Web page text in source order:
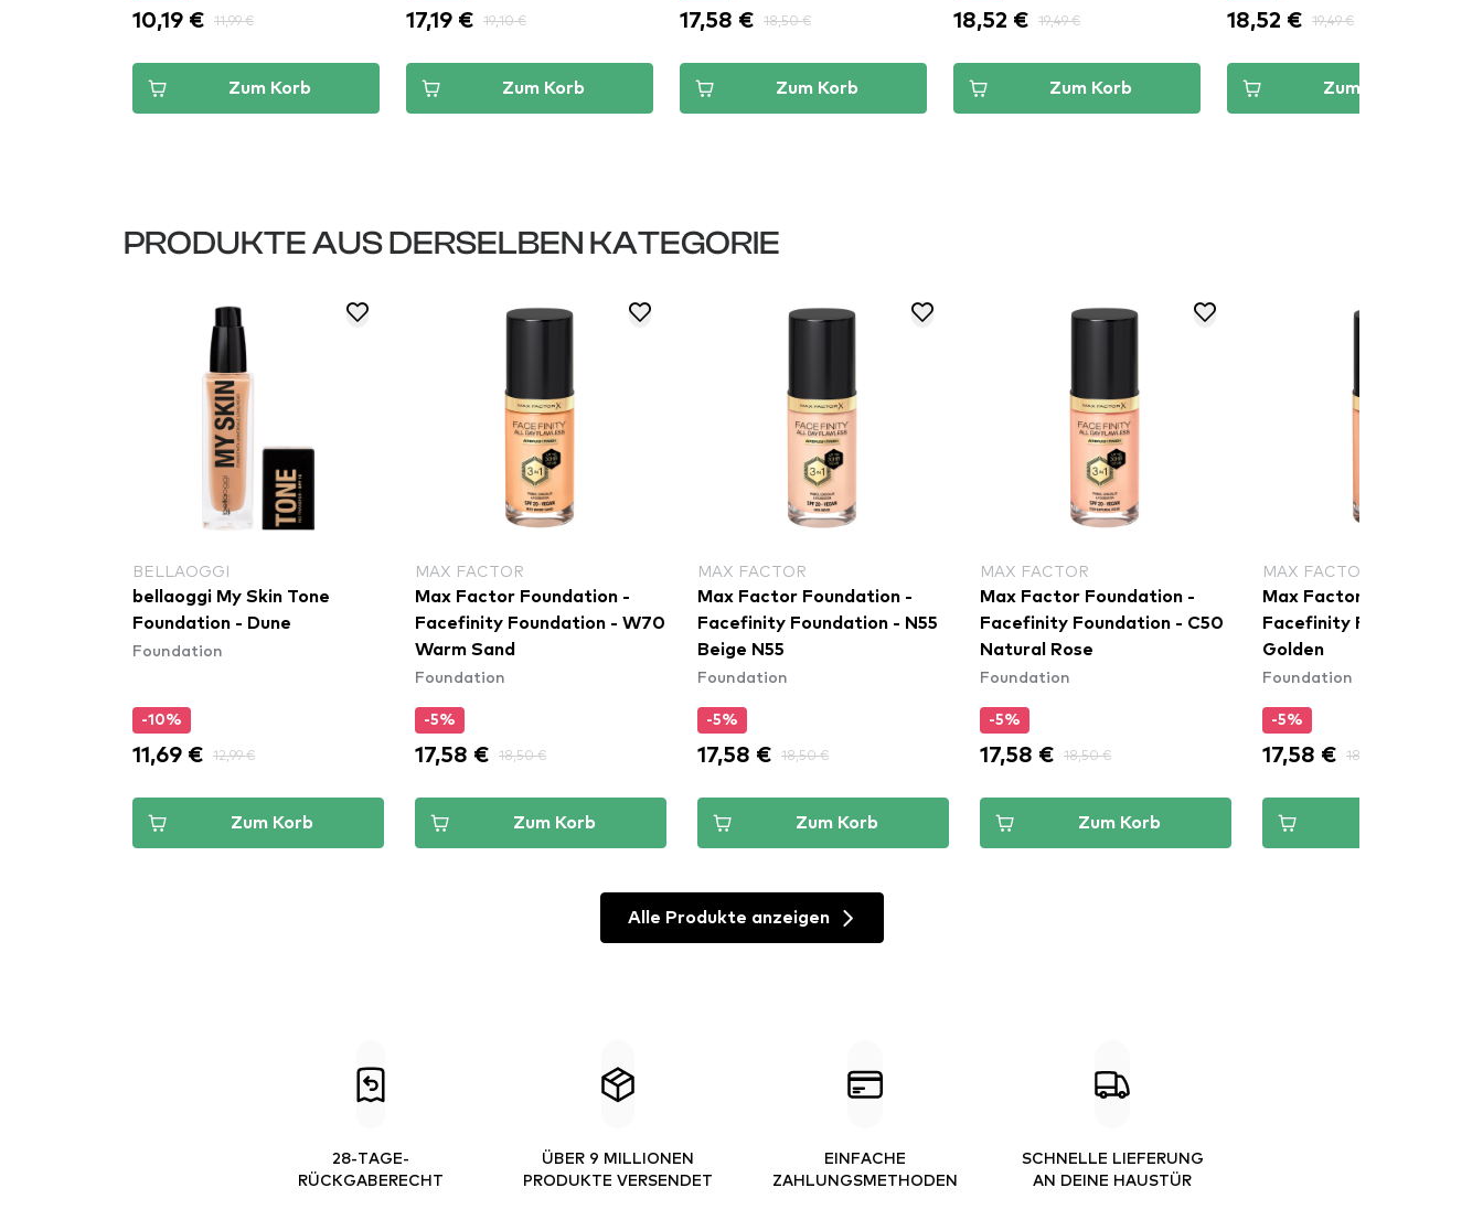
10,19 € 11,99 €
Zum Korb
17,19 € 19,10 €
Zum Korb
17,58 € 18,50 €
Zum Korb
18,52 € 19,49 €
Zum Korb
18,52 € 19,49 €
Zum Korb
PRODUKTE AUS DERSELBEN KATEGORIE
BELLAOGGI
bellaoggi My Skin Tone
Foundation - Dune
Foundation
-10%
11,69 € 12,99 €
Zum Korb
MAX FACTOR
Max Factor Foundation -
Facefinity Foundation - W70
Warm Sand
Foundation
-5%
17,58 € 18,50 €
Zum Korb
MAX FACTOR
Max Factor Foundation -
Facefinity Foundation - N55
Beige N55
Foundation
-5%
17,58 € 18,50 €
Zum Korb
MAX FACTOR
Max Factor Foundation -
Facefinity Foundation - C50
Natural Rose
Foundation
-5%
17,58 € 18,50 €
Zum Korb
MAX FACTOR
Max Factor Foundation -
Facefinity Foundation -
Golden
Foundation
-5%
17,58 € 18,50 €
Alle Produkte anzeigen
28-TAGE-
RÜCKGABERECHT
ÜBER 9 MILLIONEN
PRODUKTE VERSENDET
EINFACHE
ZAHLUNGSMETHODEN
SCHNELLE LIEFERUNG
AN DEINE HAUSTÜR